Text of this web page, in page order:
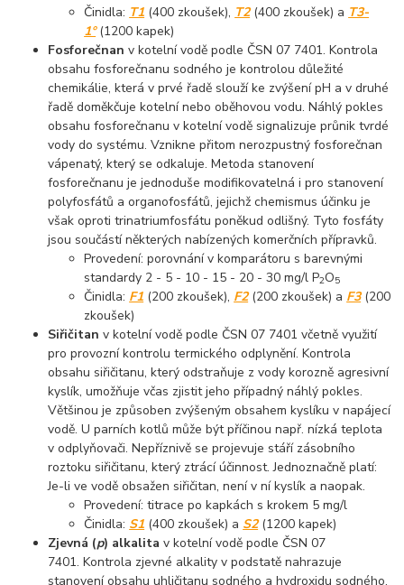
Činidla: T1 (400 zkoušek), T2(400 zkoušek) a T3-
1°(1200 kapek)
Fosforečnan v kotelní vodě podle ČSN 07 7401. Kontrola
obsahu fosforečnanu sodného je kontrolou důležité
chemikálie, která v prvé řadě slouží ke zvýšení pH a v druhé
řadě doměkčuje kotelní nebo oběhovou vodu. Náhlý pokles
obsahu fosforečnanu v kotelní vodě signalizuje průnik tvrdé
vody do systému. Vznikne přitom nerozpustný fosforečnan
vápenatý, který se odkaluje. Metoda stanovení
fosforečnanu je jednoduše modifikovatelná i pro stanovení
polyfosfátů a organofosfátů, jejichž chemismus účinku je
však oproti trinatriumfosfátu poněkud odlišný. Tyto fosfáty
jsou součástí některých nabízených komerčních přípravků.
Provedení: porovnání v komparátoru s barevnými
standardy 2 - 5 - 10 - 15 - 20 - 30 mg/l P2O5
Činidla: F1 (200 zkoušek), F2(200 zkoušek) a F3(200
zkoušek)
Siřičitan v kotelní vodě podle ČSN 07 7401 včetně využití
pro provozní kontrolu termického odplynění. Kontrola
obsahu siřičitanu, který odstraňuje z vody korozně agresivní
kyslík, umožňuje včas zjistit jeho případný náhlý pokles.
Většinou je způsoben zvýšeným obsahem kyslíku v napájecí
vodě. U parních kotlů může být příčinou např. nízká teplota
v odplyňovači. Nepříznivě se projevuje stáří zásobního
roztoku siřičitanu, který ztrácí účinnost. Jednoznačně platí:
Je-li ve vodě obsažen siřičitan, není v ní kyslík a naopak.
Provedení: titrace po kapkách s krokem 5 mg/l
Činidla: S1 (400 zkoušek) a S2 (1200 kapek)
Zjevná (p) alkalita v kotelní vodě podle ČSN 07
7401. Kontrola zjevné alkality v podstatě nahrazuje
stanovení obsahu uhličitanu sodného a hydroxidu sodného.